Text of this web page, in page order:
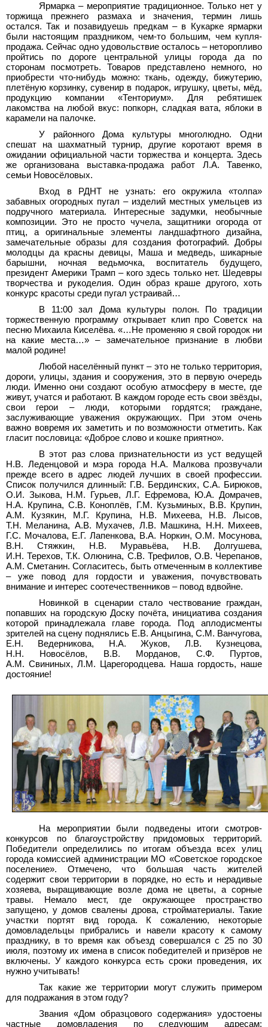
Ярмарка – мероприятие традиционное. Только нет у
торжища прежнего размаха и значения, термин лишь
остался. Так и позавидуешь предкам – в Кукарке ярмарки
были настоящим праздником, чем-то большим, чем купля-
продажа. Сейчас одно удовольствие осталось – неторопливо
пройтись по дороге центральной улицы города да по
сторонам посмотреть. Товаров представлено немного, но
приобрести что-нибудь можно: ткань, одежду, бижутерию,
плетёную корзинку, сувенир в подарок, игрушку, цветы, мёд,
продукцию компании «Тенториум». Для ребятишек
лакомства на любой вкус: попкорн, сладкая вата, яблоки в
карамели на палочке.
У районного Дома культуры многолюдно. Одни
спешат на шахматный турнир, другие коротают время в
ожидании официальной части торжества и концерта. Здесь
же организована выставка-продажа работ Л.А.
Тавенко,
семьи Новосёловых.
Вход в РДНТ не узнать: его окружила «толпа»
забавных огородных пугал – изделий местных умельцев из
подручного материала. Интересные задумки, необычные
композиции. Это не просто чучела, защитники огорода от
птиц, а оригинальные элементы ландшафтного дизайна,
замечательные образы для создания фотографий. Добры
молодцы да красны девицы, Маша и медведь, шикарные
барышни, ночная ведьмочка, воспитатель будущего,
президент Америки Трамп – кого здесь только нет. Шедевры
творчества и рукоделия. Один образ краше другого, хоть
конкурс красоты среди пугал устраивай…
В 11:00 зал Дома культуры полон. По традиции
торжественную программу открывает клип про Советск на
песню Михаила Киселёва. «…Не променяю я свой городок ни
на какие места…» – замечательное признание в любви
малой родине!
Любой населённый пункт – это не только территория,
дороги, улицы, здания и сооружения, это в первую очередь
люди. Именно они создают особую атмосферу в месте, где
живут, учатся и работают. В каждом городе есть свои звёзды,
свои герои – люди, которыми гордятся; граждане,
заслуживающие уважения окружающих. При этом очень
важно вовремя их заметить и по возможности отметить. Как
гласит пословица: «Доброе слово и кошке приятно».
В этот раз слова признательности из уст ведущей
Н.В. Леденцовой и мэра города Н.А.
Малкова прозвучали
прежде всего в адрес людей лучших в своей профессии.
Список получился длинный: Г.В. Бердинских, С.А. Бирюков,
О.И. Зыкова, Н.М. Гурьев, Л.Г. Ефремова, Ю.А. Домрачев,
Н.А.
Крупина, С.В. Коноплёв, Г.М. Кузьминых, В.В.
Крупин,
А.М.
Кузякин, М.Г. Крупина, Н.В. Михеева, Н.В.
Лысов,
Т.Н.
Меланина, А.В. Мухачев, Л.В. Машкина, Н.Н.
Михеев,
Г.С. Мочалова, Е.Г. Лапенкова, В.А. Норкин, О.М. Мосунова,
В.Н.
Стяжкин, Н.В. Муравьёва, Н.В.
Долгушева,
И.Н. Терехов, Т.К. Олюнина, С.В. Трефилов, О.В. Черепанов,
А.М. Сметанин. Согласитесь, быть отмеченным в коллективе
– уже повод для гордости и уважения, почувствовать
внимание и интерес соотечественников – повод вдвойне.
Новинкой в сценарии стало чествование граждан,
попавших на городскую Доску почёта, инициатива создания
которой принадлежала главе города. Под аплодисменты
зрителей на сцену поднялись Е.В. Анцыгина, С.М. Ванчугова,
Е.Н.
Ведерникова, Н.А. Жуков, Л.В.
Кузнецова,
Н.Н.
Новосёлов, В.В. Морданов, С.Ф.
Пуртов,
А.М. Свининых, Л.М.
Царегородцева. Наша гордость, наше
достояние!
На мероприятии были подведены итоги смотров-
конкурсов по благоустройству придомовых территорий.
Победители определились по итогам объезда всех улиц
города комиссией администрации МО «Советское городское
поселение». Отмечено, что большая часть жителей
содержит свои территории в порядке, но есть и нерадивые
хозяева, выращивающие возле дома не цветы, а сорные
травы. Немало мест, где окружающее пространство
запущено, у домов свалены дрова, стройматериалы. Такие
участки портят вид города. К сожалению, некоторые
домовладельцы прибрались и навели красоту к самому
празднику, в то время как объезд совершался с 25 по 30
июля, поэтому их имена в список победителей и призёров не
включены. У каждого конкурса есть сроки проведения, их
нужно учитывать!
Так какие же территории могут служить примером
для подражания в этом году?
Звания «Дом образцового содержания» удостоены
частные домовладения по следующим адресам: